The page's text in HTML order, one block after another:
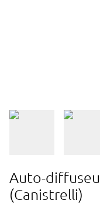
Auto-
(Canistrelli)